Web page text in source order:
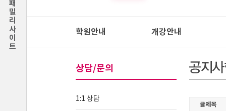
패밀리사이트 학원안내 개강안내
상담/문의
1:1 상담